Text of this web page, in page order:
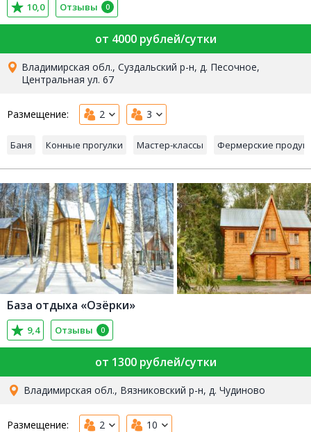
10,0 Отзывы 0
от 4000 рублей/сутки
Владимирская обл., Суздальский р-н, д. Песочное,
Центральная ул. 67
Размещение: 2 3
Баня Конные прогулки Мастер-классы Фермерские
База отдыха «Озёрки»
9,4 Отзывы 0
от 1300 рублей/сутки
Владимирская обл., Вязниковский р-н, д. Чудиново
Размещение: 2 10